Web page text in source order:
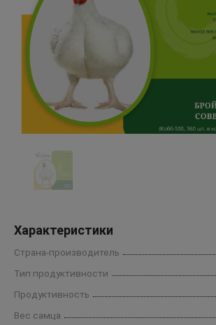
Характеристики
Страна-производитель
Тип продуктивности
Продуктивность
Вес самца